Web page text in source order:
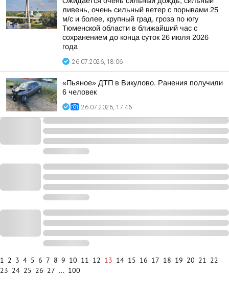
ливень, очень сильный ветер с порывами 25
м/с и более, крупный град, гроза по югу
Тюменской области в ближайший час с
сохранением до конца суток 26 июля 2026
года
26.07.2026, 18:06
«Пьяное» ДТП в Викулово. Ранения получили
6 человек
26.07.2026, 17:46
1 2 3 4 5 6 7 8 9 10 11 12 13 14 15 16 17 18 19 20 21 22
23 24 25 26 27 ... 100